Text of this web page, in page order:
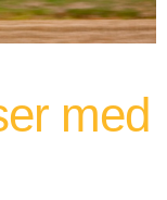
med